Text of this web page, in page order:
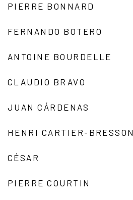
PIERRE BONNARD
FERNANDO BOTERO
ANTOINE BOURDELLE
CLAUDIO BRAVO
JUAN CÁRDENAS
HENRI CARTIER-BRESSON
CÉSAR
PIERRE COURTIN